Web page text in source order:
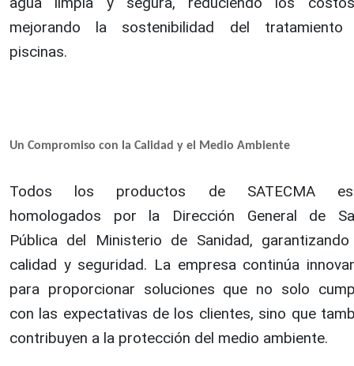
mejorando la sostenibilidad del tratamiento
piscinas.
Un Compromiso con la Calidad y el Medio Ambiente
Todos los productos de SATECMA
homologados por la Dirección General de
Pública del Ministerio de Sanidad,
calidad y seguridad. La empresa continúa
para proporcionar soluciones que no solo
con las expectativas de los clientes, sino que
contribuyen a la protección del medio ambiente.